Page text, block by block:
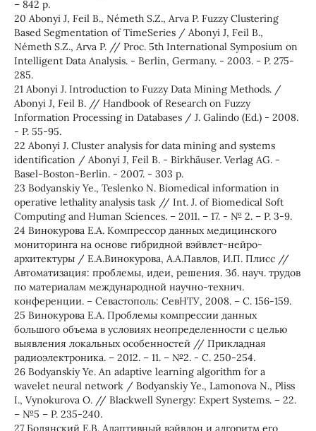
– 842 p.
20 Abonyi J, Feil B., Németh S.Z., Arva P. Fuzzy Clustering
Based Segmentation of TimeSeries / Abonyi J, Feil B.,
Németh S.Z., Arva P. // Proc. 5th International Symposium on
Intelligent Data Analysis. - Berlin, Germany. - 2003. - P. 275-
285.
21 Abonyi J. Introduction to Fuzzy Data Mining Methods. /
Abonyi J, Feil B. // Handbook of Research on Fuzzy
Information Processing in Databases / J. Galindo (Ed.) - 2008.
- P. 55-95.
22 Abonyi J. Cluster analysis for data mining and systems
identification / Abonyi J, Feil B. - Birkhäuser. Verlag AG. -
Basel-Boston-Berlin. - 2007. - 303 p.
23 Bodyanskiy Ye., Teslenko N. Biomedical information in
operative lethality analysis task // Int. J. of Biomedical Soft
Computing and Human Sciences. – 2011. – 17. - № 2. – P. 3-9.
24 Винокурова Е.А. Компрессор данных медицинского
мониторинга на основе гибридной вэйвлет-нейро-
архитектуры / Е.А.Винокурова, А.А.Павлов, И.П. Плисс //
Автоматизация: проблемы, идеи, решения. Зб. науч. трудов
по материалам международной научно-технич.
конференции. – Севастополь: СевНТУ, 2008. – С. 156-159.
25 Винокурова Е.А. Проблемы компрессии данных
большого объема в условиях неопределенности с целью
выявления локальных особенностей // Прикладная
радиоэлектроника. – 2012. – 11. – №2. - С. 250-254.
26 Bodyanskiy Ye. An adaptive learning algorithm for a
wavelet neural network / Bodyanskiy Ye., Lamonova N., Pliss
I., Vynokurova O. // Blackwell Synergy: Expert Systems. – 22.
– №5 – P. 235-240.
27 Бодянский Е.В. Адаптивный вэйвлон и алгоритм его